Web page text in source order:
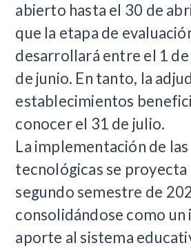
abierto hasta el 30 de
que la etapa de
desarrollará entre el 1 de
de junio. En tanto, la
establecimientos
conocer el 31 de julio.
La implementación de las
tecnológicas se proyecta
segundo semestre de
consolidándose como
aporte al sistema